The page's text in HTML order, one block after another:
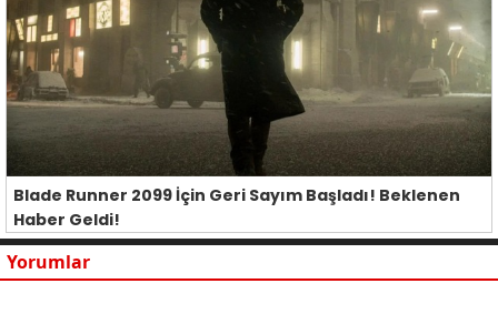
Blade Runner 2099 İçin Geri Sayım Başladı! Beklenen
Haber Geldi!
Yorumlar